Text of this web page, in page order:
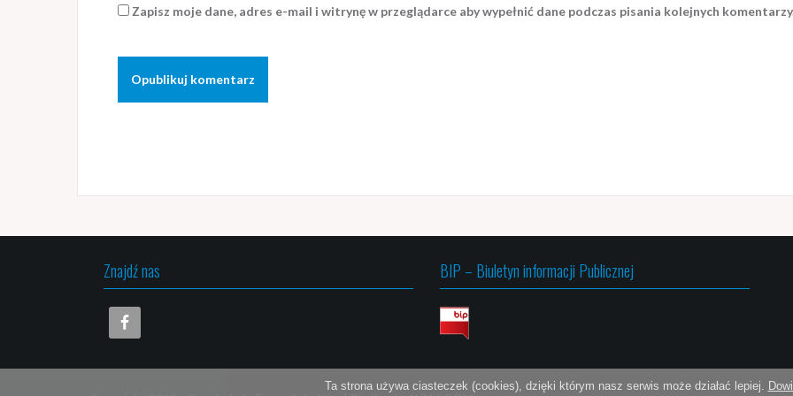
Zapisz moje dane, adres e-mail i witrynę w przeglądarce aby wypełnić dane podczas pisania kolejnych
Znajdź nas BIP – Biuletyn informacji Publicznej
Ta strona używa ciasteczek (cookies), dzięki którym nasz serwis może działać lepiej.